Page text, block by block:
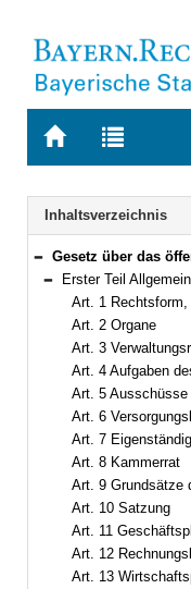
Zur
Zur
letzten
Suche
Navigation
Inhaltsverzeichnis
Bereich reduzieren
Gesetz über das öffentliche Versorgungswesen
Bereich reduzieren
Erster Teil
Art. 1 Rechtsform,
Art. 2 Organe
Art. 3
Art. 4 Aufgaben
Art. 5 Ausschüsse
Art. 6
Art. 7 Eigenständige
Art. 8 Kammerrat
Art. 9 Grundsätze
Art. 10 Satzung
Art. 11
Art. 12
Art. 13